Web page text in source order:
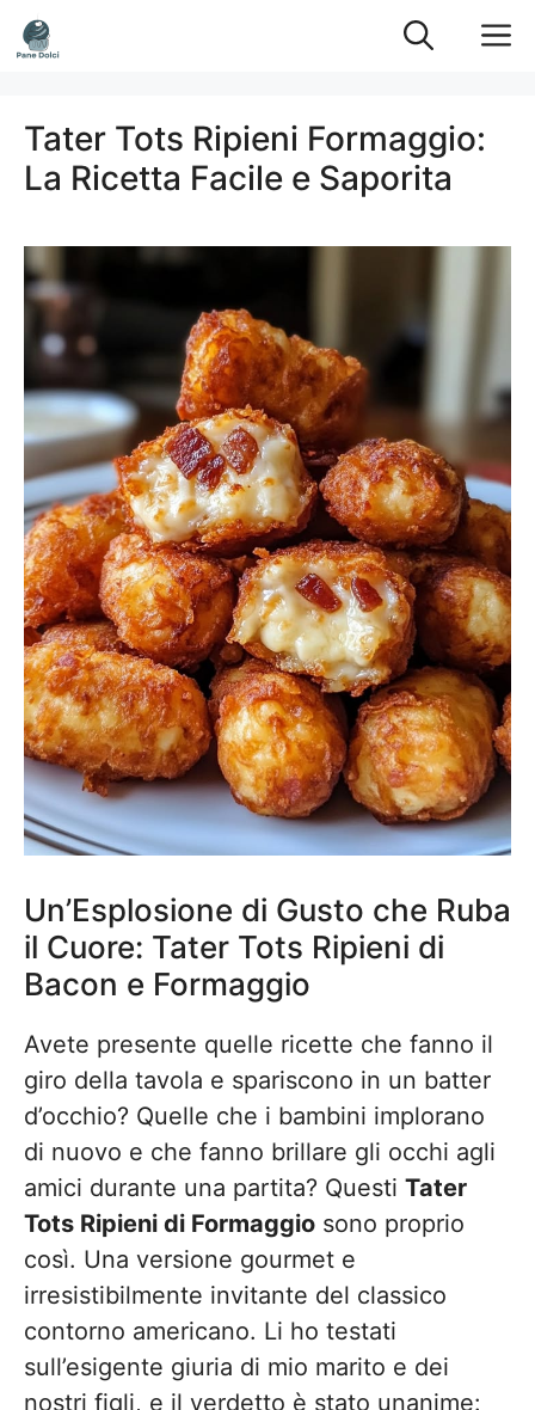
Vai
al
Tater Tots Ripieni Formaggio:
La Ricetta Facile e Saporita
Un’Esplosione di Gusto che Ruba
il Cuore: Tater Tots Ripieni di
Bacon e Formaggio
Avete presente quelle ricette che fanno il
giro della tavola e spariscono in un batter
d’occhio? Quelle che i bambini implorano
di nuovo e che fanno brillare gli occhi agli
amici durante una partita? Questi Tater
Tots Ripieni di Formaggio sono proprio
così. Una versione gourmet e
irresistibilmente invitante del classico
contorno americano. Li ho testati
sull’esigente giuria di mio marito e dei
nostri figli, e il verdetto è stato unanime: